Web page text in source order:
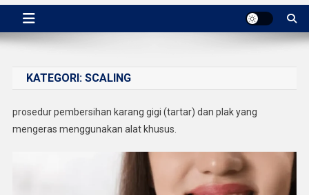
KATEGORI: SCALING
prosedur pembersihan karang gigi (tartar) dan plak yang
mengeras menggunakan alat khusus.